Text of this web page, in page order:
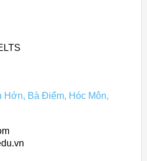
Hớn, Bà Điểm, Hóc Môn,